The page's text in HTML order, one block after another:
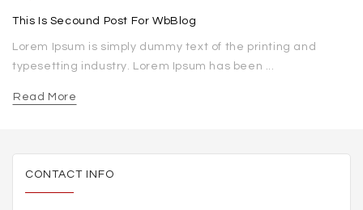
This Is Secound Post For WbBlog
Lorem Ipsum is simply dummy text of the printing and
typesetting industry. Lorem Ipsum has been ...
Read More
CONTACT INFO